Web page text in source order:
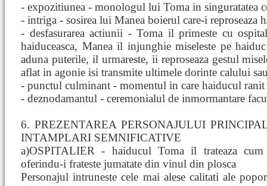
- expozitiunea - monologul lui Toma in singuratatea
- intriga - sosirea lui Manea boierul care-i reproseaza
- desfasurarea actiunii - Toma il primeste cu
haiduceasca, Manea il injunghie miseleste pe
aduna puterile, il urmareste, ii reproseaza gestul
aflat in agonie isi transmite ultimele dorinte calului
- punctul culminant - momentul in care haiducul ranit
- deznodamantul - ceremonialul de inmormantare
6. PREZENTAREA PERSONAJULUI
INTAMPLARI SEMNIFICATIVE
a)OSPITALIER - haiducul Toma il trateaza
oferindu-i frateste jumatate din vinul din plosca
Personajul intruneste cele mai alese calitati ale